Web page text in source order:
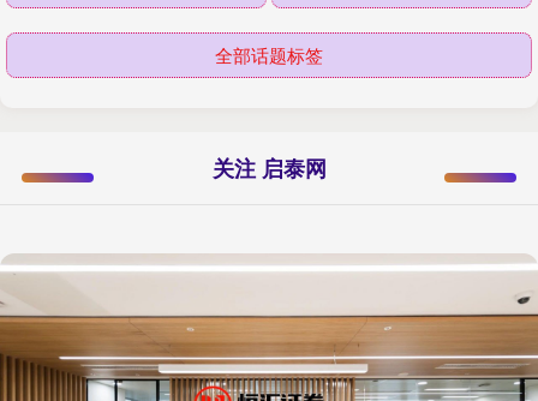
全部话题标签
关注 启泰网